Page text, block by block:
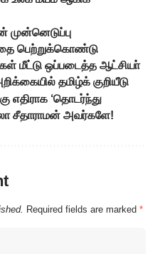
முன்னெடுப்பு
பெற்றுக்கொண்டு
மீட்டு ஒப்படைத்த ஆட்சியா்
தமிழ்க் குறியீடு
எதிராக ‘தொடர்ந்து
சீதாராமன் அவர்களே!
Required fields are marked *